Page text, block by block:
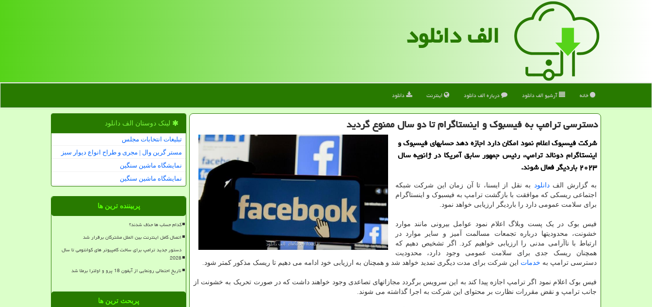
الف دانلود
خانه آرشیو الف دانلود درباره الف دانلود اینترنت دانلود
دسترسی ترامپ به فیسبوك و اینستاگرام تا دو سال ممنوع گردید
شرکت فیسبوک اعلام نمود امکان دارد اجازه دهد حسابهای فیسبوک و
اینستاگرام دونالد ترامپ، رئیس جمهور سابق آمریکا در ژانویه سال
۲۰۲۳ باردیگر فعال شوند.
به گزارش الفدانلود به نقل از ایسنا، تا آن زمان این شرکت شبکه
اجتماعی ریسکی که موافقت با بازگشت ترامپ به فیسبوک و اینستاگرام
برای سلامت عمومی دارد را باردیگر ارزیابی خواهد نمود.
فیس بوک در یک پست وبلاگ اعلام نمود عوامل بیرونی مانند موارد
خشونت، محدودیتها درباره تجمعات مسالمت آمیز و سایر موارد در
ارتباط با ناآرامی مدنی را ارزیابی خواهیم کرد. اگر تشخیص دهیم که
همچنان ریسک جدی برای سلامت عمومی وجود دارد، محدودیت
دسترسی ترامپ به خدمات این شرکت برای مدت دیگری تمدید خواهد شد و همچنان به ارزیابی خود ادامه می دهیم تا ریسک مذکور کمتر شود.
فیس بوک اعلام نمود اگر ترامپ اجازه پیدا کند به این سرویس برگردد مجازاتهای تصاعدی وجود خواهند داشت که در صورت تحریک به خشونت از
جانب ترامپ و نقض مقررات نظارت بر محتوای این شرکت به اجرا گذاشته می شوند.
لینک دوستان الف دانلود
تبلیغات انتخابات مجلس
مستر گرین وال | مجری و طراح انواع دیوار سبز
نمایشگاه ماشین سنگین
نمایشگاه ماشین سنگین
پربیننده ترین ها
کدام حساب ها حذف شدند؟
اتصال کامل اینترنت بین الملل مشترکان برقرار شد
دستور جدید ترامپ برای ساخت کامپیوتر های کوانتومی تا سال
2028
تاریخ احتمالی رونمایی از آیفون 18 پرو و اولترا برملا شد
پربحث ترین ها